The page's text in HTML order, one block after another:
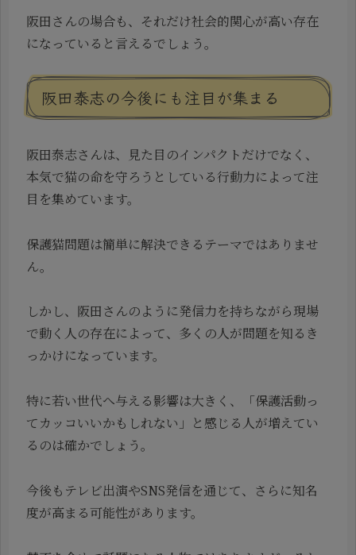
阪田さんの場合も、それだけ社会的関心が高い存在
になっていると言えるでしょう。
阪田泰志の今後にも注目が集まる
阪田泰志さんは、見た目のインパクトだけでなく、
本気で猫の命を守ろうとしている行動力によって注
目を集めています。
保護猫問題は簡単に解決できるテーマではありませ
ん。
しかし、阪田さんのように発信力を持ちながら現場
で動く人の存在によって、多くの人が問題を知るき
っかけになっています。
特に若い世代へ与える影響は大きく、「保護活動っ
てカッコいいかもしれない」と感じる人が増えてい
るのは確かでしょう。
今後もテレビ出演やSNS発信を通じて、さらに知名
度が高まる可能性があります。